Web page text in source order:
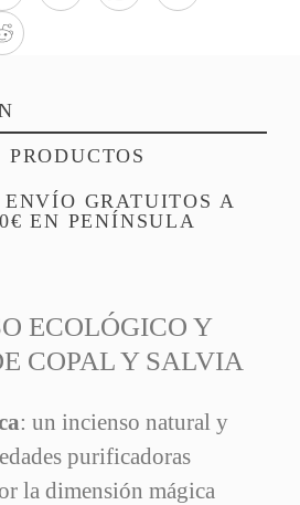
ENVÍO GRATUITOS A
EN PENÍNSULA
ECOLÓGICO Y
COPAL Y SALVIA
: un incienso natural y
purificadoras
la dimensión mágica